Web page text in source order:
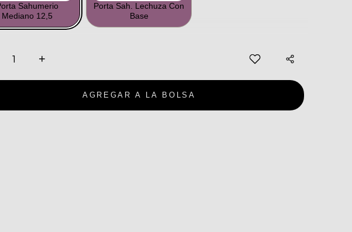
Sahumerio
Mediano 12,5
Porta Sah. Lechuza Con
Base
+
AGREGAR A LA BOLSA